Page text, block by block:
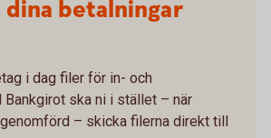
betalningar
i dag filer för in- och
Bankgirot ska ni i stället – när
– skicka filerna direkt till